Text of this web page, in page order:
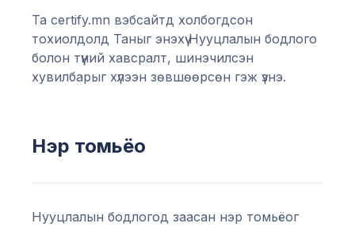
Та certify.mn вэбсайтд холбогдсон
тохиолдолд Таныг энэхүү Нууцлалын бодлого
болон түүний хавсралт, шинэчилсэн
хувилбарыг хүлээн зөвшөөрсөн гэж үзнэ.
Нэр томьёо
Нууцлалын бодлогод заасан нэр томьёог